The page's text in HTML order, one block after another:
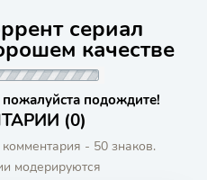
сериал
качестве
подождите!
(0)
- 50 знаков.
модерируются